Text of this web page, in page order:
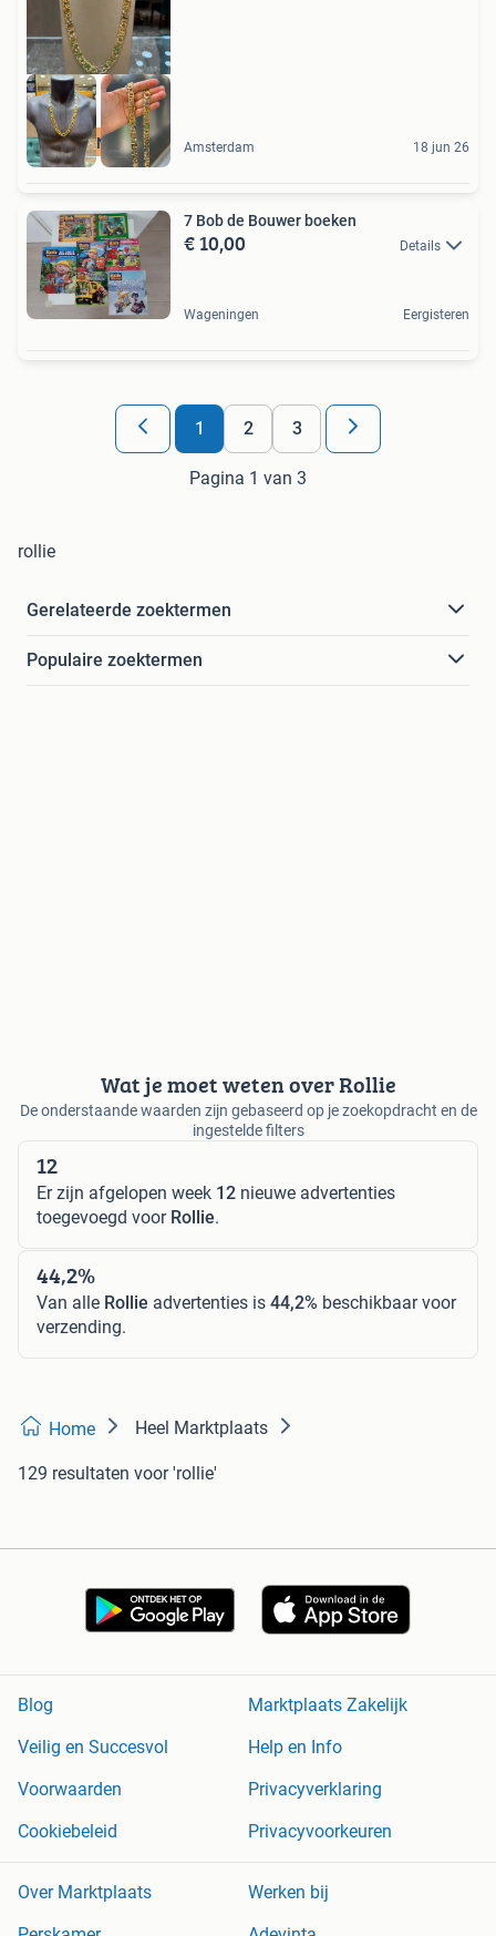
MADE IN ITALY Amsterdam 18 jun 26
7 Bob de Bouwer boeken
€ 10,00 Details
Wageningen Eergisteren
1 2 3
Pagina 1 van 3
rollie
Gerelateerde zoektermen
Populaire zoektermen
Wat je moet weten over Rollie
De onderstaande waarden zijn gebaseerd op je zoekopdracht en de
ingestelde filters
12
Er zijn afgelopen week 12 nieuwe advertenties
toegevoegd voor Rollie.
44,2%
Van alle Rollie advertenties is 44,2% beschikbaar voor
verzending.
Home Heel Marktplaats
129 resultaten voor 'rollie'
Blog
Marktplaats Zakelijk
Veilig en Succesvol
Help en Info
Voorwaarden
Privacyverklaring
Cookiebeleid
Privacyvoorkeuren
Over Marktplaats
Werken bij